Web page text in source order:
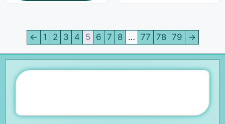
← 1 2 3 4 5 6 7 8 … 77 78 79 →